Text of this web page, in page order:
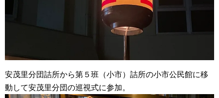
安茂里分団詰所から第５班（小市）詰所の小市公民館に移
動して安茂里分団の巡視式に参加。